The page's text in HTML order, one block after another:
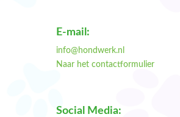
E-mail:
info@hondwerk.nl
Naar het contactformulier
Social Media: